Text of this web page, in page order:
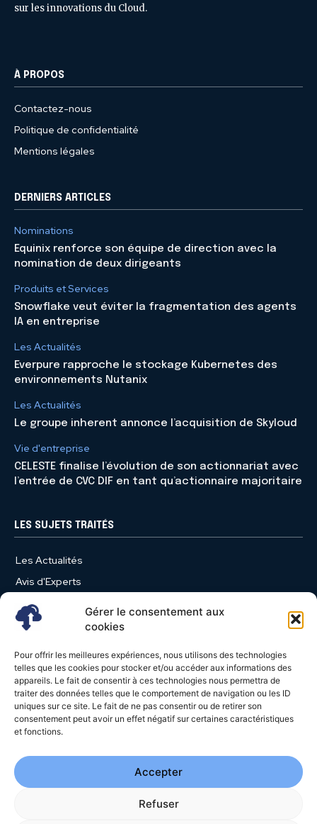
Gérer le consentement aux
cookies
Pour offrir les meilleures expériences, nous utilisons des technologies
telles que les cookies pour stocker et/ou accéder aux informations des
appareils. Le fait de consentir à ces technologies nous permettra de
traiter des données telles que le comportement de navigation ou les ID
uniques sur ce site. Le fait de ne pas consentir ou de retirer son
consentement peut avoir un effet négatif sur certaines caractéristiques
et fonctions.
Accepter
Refuser
sur les innovations du Cloud.
À PROPOS
Contactez-nous
Politique de confidentialité
Mentions légales
DERNIERS ARTICLES
Nominations
Equinix renforce son équipe de direction avec la
nomination de deux dirigeants
Produits et Services
Snowflake veut éviter la fragmentation des agents
IA en entreprise
Les Actualités
Everpure rapproche le stockage Kubernetes des
environnements Nutanix
Les Actualités
Le groupe inherent annonce l’acquisition de Skyloud
Vie d'entreprise
CELESTE finalise l’évolution de son actionnariat avec
l’entrée de CVC DIF en tant qu’actionnaire majoritaire
LES SUJETS TRAITÉS
Les Actualités
Avis d'Experts
Produits et Services
Vie d'entreprise
Nominations
Études
Évènements
Video News